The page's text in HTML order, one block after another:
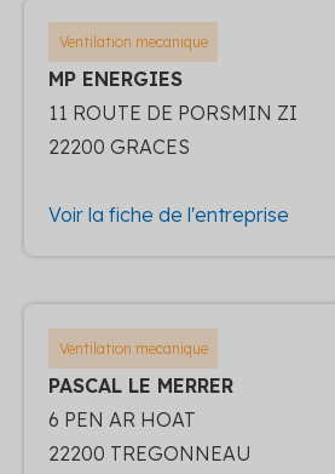
Ventilation mecanique
MP ENERGIES
11 ROUTE DE PORSMIN ZI
22200 GRACES
Voir la fiche de l'entreprise
Ventilation mecanique
PASCAL LE MERRER
6 PEN AR HOAT
22200 TREGONNEAU